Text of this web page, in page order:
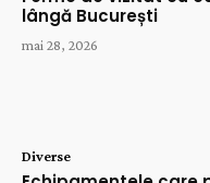
lângă București
mai 28, 2026
Diverse